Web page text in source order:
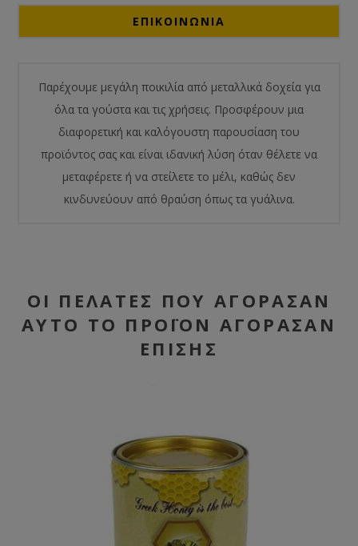
ΕΠΙΚΟΙΝΩΝΙΑ
Παρέχουμε μεγάλη ποικιλία από μεταλλικά δοχεία για
όλα τα γούστα και τις χρήσεις. Προσφέρουν μια
διαφορετική και καλόγουστη παρουσίαση του
προϊόντος σας και είναι ιδανική λύση όταν θέλετε να
μεταφέρετε ή να στείλετε το μέλι, καθώς δεν
κινδυνεύουν από θραύση όπως τα γυάλινα.
ΟΙ ΠΕΛΆΤΕΣ ΠΟΥ ΑΓΌΡΑΣΑΝ
ΑΥΤΌ ΤΟ ΠΡΟΪΌΝ ΑΓΌΡΑΣΑΝ
ΕΠΊΣΗΣ